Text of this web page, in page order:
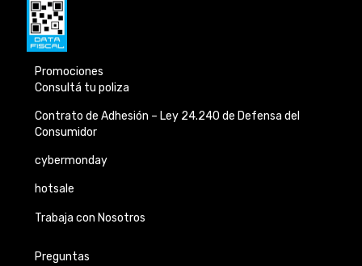
Promociones
Consultá tu poliza
Contrato de Adhesión – Ley 24.240 de Defensa del
Consumidor
cybermonday
hotsale
Trabaja con Nosotros
Preguntas